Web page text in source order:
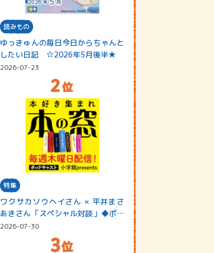
読みもの
ゆっきゅんの毎日今日からちゃんと
したい日記 ☆2026年5月後半★
2026-07-23
特集
ワクサカソウヘイさん × 平井まさ
あきさん「スペシャル対談」◆ポッ
ドキャスト…
2026-07-30